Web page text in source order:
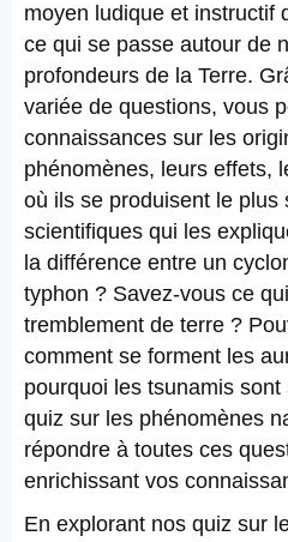
moyen ludique et instructif
ce qui se passe autour de
profondeurs de la Terre.
variée de questions, vous
connaissances sur les
phénomènes, leurs effets,
où ils se produisent le plus
scientifiques qui les
la différence entre un
typhon ? Savez-vous ce
tremblement de terre ?
comment se forment les
pourquoi les tsunamis
quiz sur les phénomènes
répondre à toutes ces
enrichissant vos
En explorant nos quiz sur